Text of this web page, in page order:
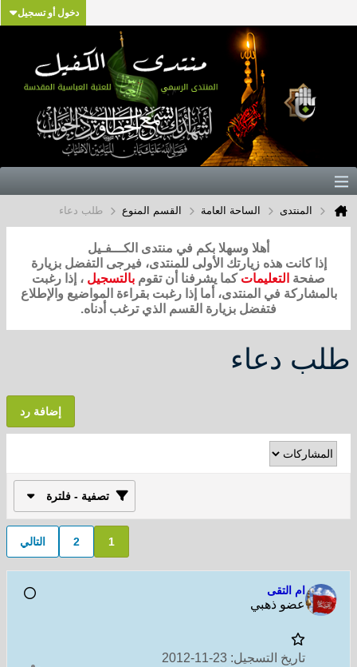
دخول أو تسجيل
المنتدى الساحة العامة القسم المنوع طلب دعاء
أهلا وسهلا بكم في منتدى الكـــفـيل
إذا كانت هذه زيارتك الأولى للمنتدى، فيرجى التفضل بزيارة
صفحة التعليمات كما يشرفنا أن تقوم بالتسجيل ، إذا رغبت
بالمشاركة في المنتدى، أما إذا رغبت بقراءة المواضيع والإطلاع
فتفضل بزيارة القسم الذي ترغب أدناه.
طلب دعاء
إضافة رد
تصفية - فلترة
1
2 التالي
ام التقى
عضو ذهبي
تاريخ التسجيل: 23-11-2012